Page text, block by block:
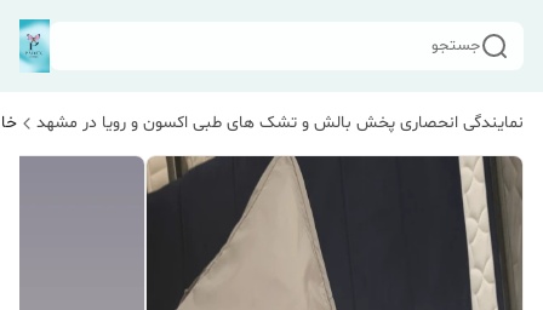
جستجو
نمایندگی انحصاری پخش بالش و تشک های طبی اکسون و رویا در مشهد